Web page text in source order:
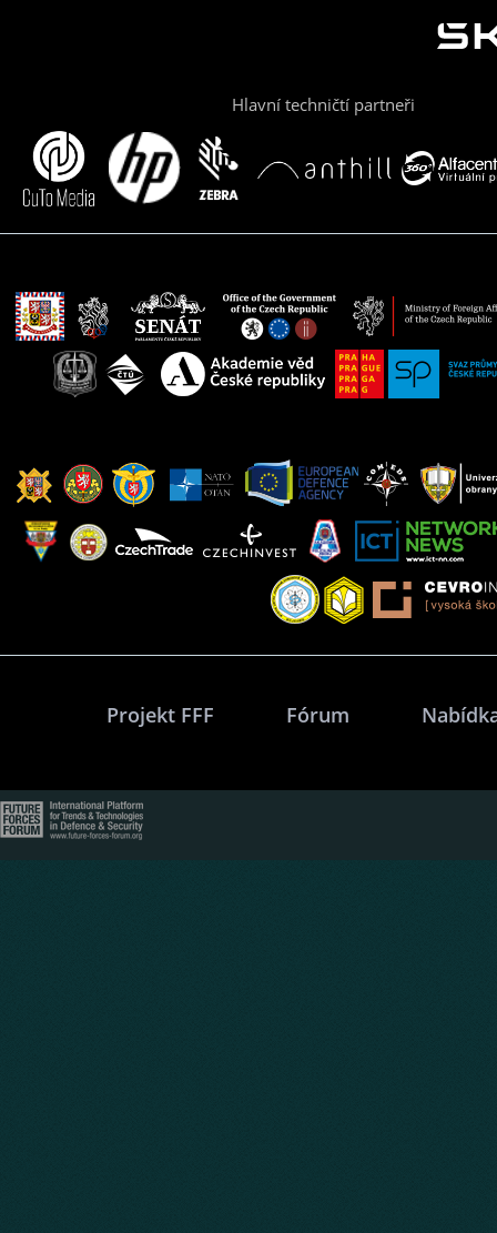
Hlavní techničtí partneři
Projekt FFF Fórum